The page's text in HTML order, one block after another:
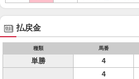
払戻金
種類 馬番
単勝 4
4